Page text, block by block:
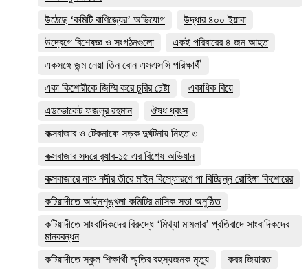
উঠেছে ‘কমিটি বাণিজ্যের’ অভিযোগ
উদ্ধার ৪০০ ইয়াবা
উদ্বেগে বিশেষজ্ঞ ও সংগঠনগুলো
একই পরিবারের ৪ জন আহত
একসঙ্গে জন্ম নেয়া তিন বোন এসএসসি পরিক্ষার্থী
একা কিশোরীকে জিম্মি করে চুরির চেষ্টা
একাধিক বিয়ে
এডভোকেট ফজলুর রহমান
ঔষধ ধ্বংস
কক্সবাজার ও টেকনাফে সড়ক দুর্ঘটনায় নিহত ৩
কক্সবাজার সদরে র‍্যাব-১৫ এর বিশেষ অভিযান
কক্সবাজারে নাফ নদীর তীরে মাইন বিস্ফোরণে পা বিচ্ছিন্ন রোহিঙ্গা কিশোরের
কটিয়াদীতে আইনশৃঙ্খলা কমিটির মাসিক সভা অনুষ্ঠিত
কটিয়াদীতে সাংবাদিকদের বিরুদ্ধে ‘মিথ্যা মামলার’ প্রতিবাদে সাংবাদিকদের
মানববন্ধন
কটিয়াদীতে স্কুল শিক্ষার্থী স্মৃতির রহস্যজনক মৃত্যু
কবর জিয়ারত